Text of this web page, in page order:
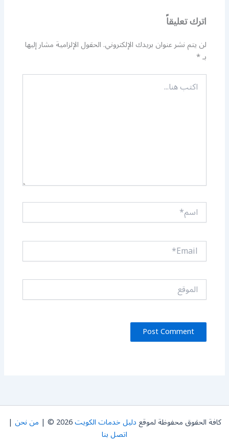
اترك تعليقاً
لن يتم نشر عنوان بريدك الإلكتروني.الحقول الإلزامية مشار إليها
بـ*
اكتب
هنا...
اسم*
Email*
الموقع
كافة الحقوق محفوظة لموقعدليل خدمات الكويت2026 © | من نحن |
اتصل بنا